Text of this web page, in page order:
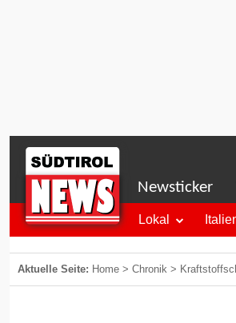
Newsticker
Lokal
Aktuelle Seite: Home > Chronik >